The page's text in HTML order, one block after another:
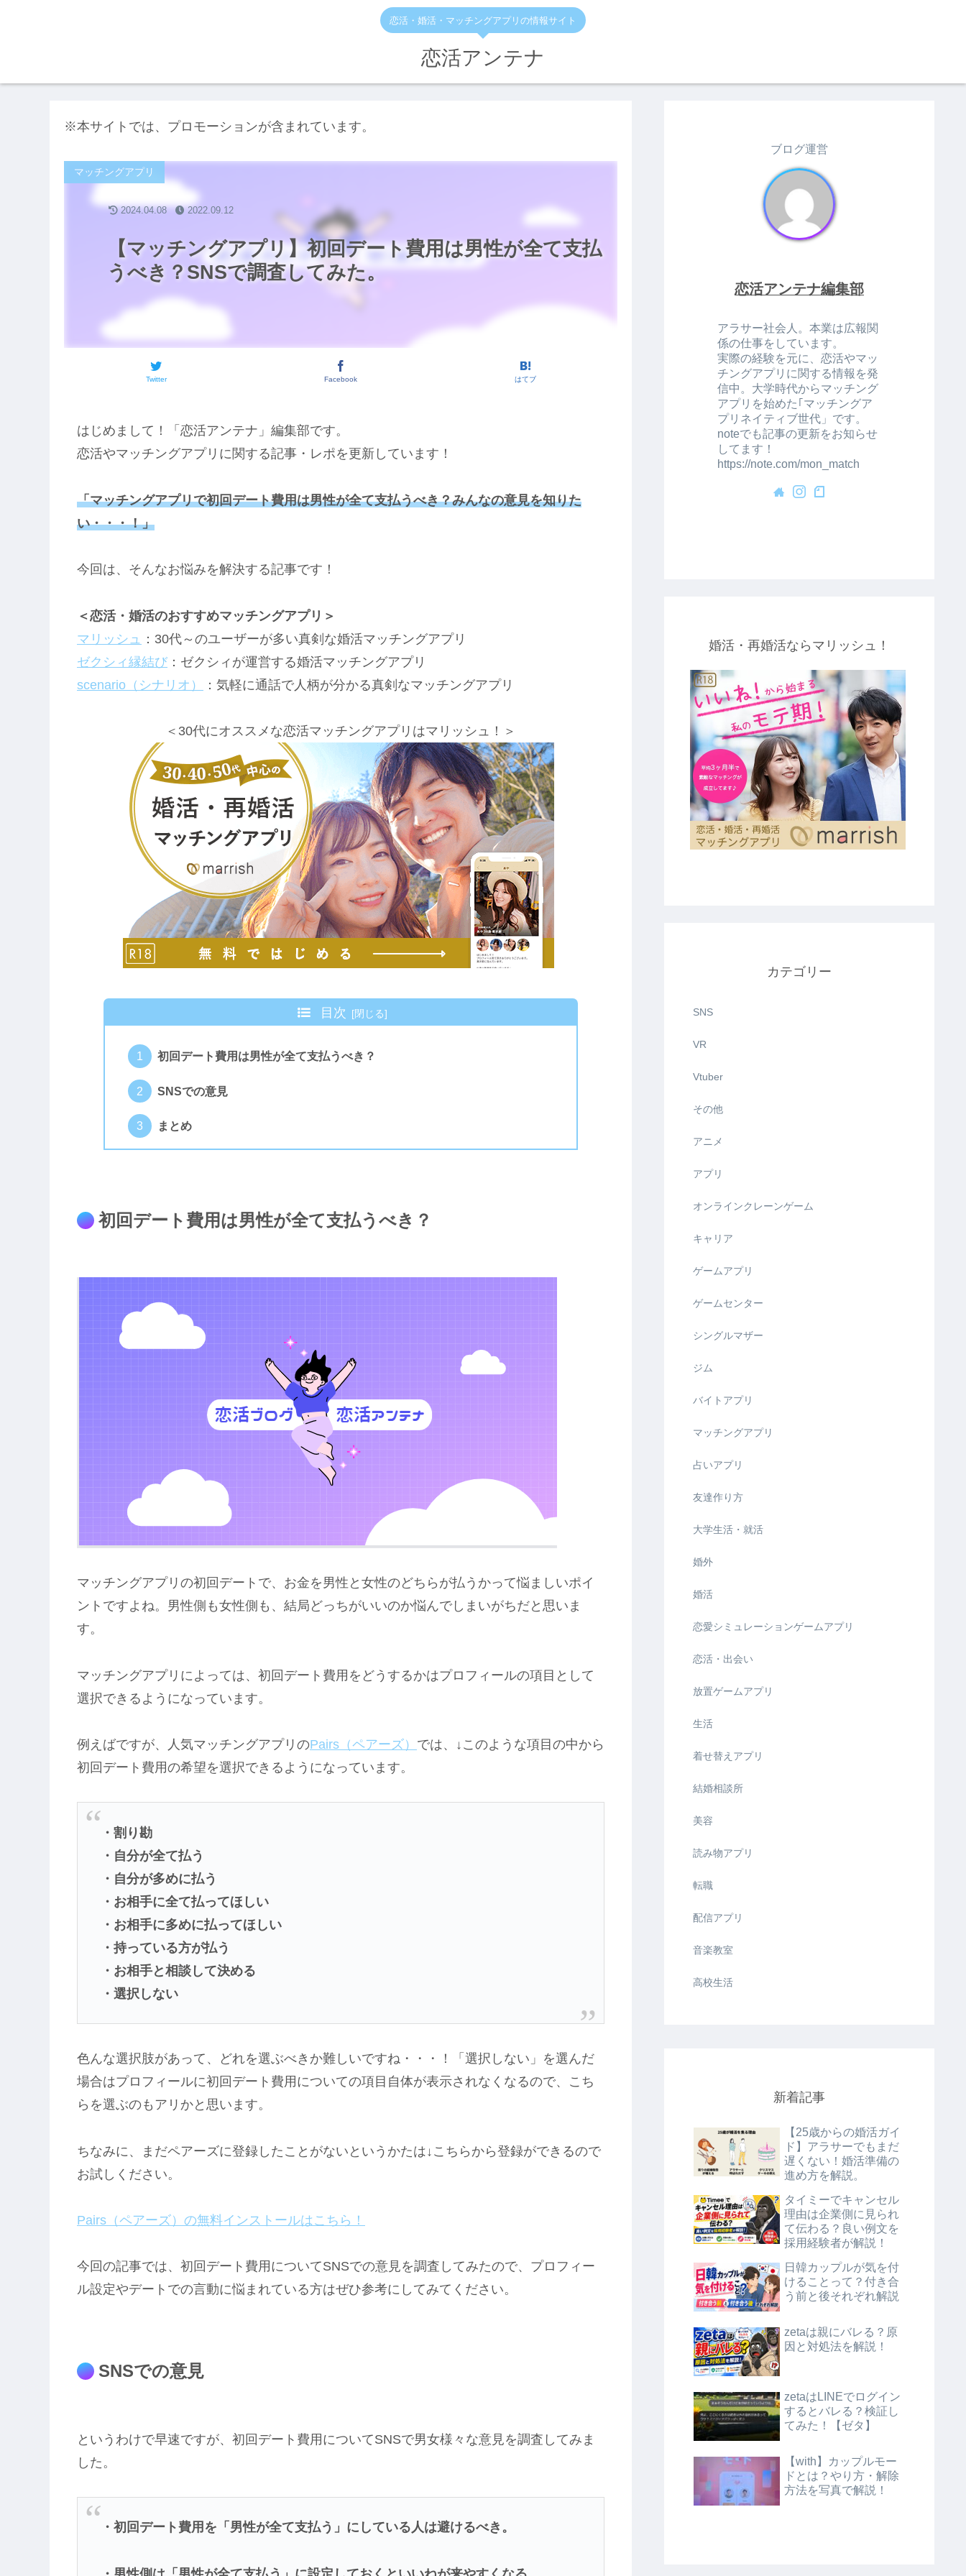
恋活・婚活・マッチングアプリの情報サイト
恋活アンテナ
※本サイトでは、プロモーションが含まれています。
【マッチングアプリ】初回デート費用は男性が全て支払
うべき？SNSで調査してみた。
マッチングアプリ
Twitter Facebook はてブ
2024.04.08 2022.09.12
はじめまして！「恋活アンテナ」編集部です。
恋活やマッチングアプリに関する記事・レポを更新しています！
「マッチングアプリで初回デート費用は男性が全て支払うべき？みんなの意見を知りた
い・・・！」
今回は、そんなお悩みを解決する記事です！
＜恋活・婚活のおすすめマッチングアプリ＞
マリッシュ
：30代～のユーザーが多い真剣な婚活マッチングアプリ
ゼクシィ縁結び ：ゼクシィが運営する婚活マッチングアプリ
scenario（シナリオ）
：気軽に通話で人柄が分かる真剣なマッチングアプリ
＜30代にオススメな恋活マッチングアプリはマリッシュ！＞
目次
初回デート費用は男性が全て支払うべき？
SNSでの意見
まとめ
初回デート費用は男性が全て支払うべき？
マッチングアプリの初回デートで、お金を男性と女性のどちらが払うかって悩ましいポイ
ントですよね。男性側も女性側も、結局どっちがいいのか悩んでしまいがちだと思いま
す。
マッチングアプリによっては、初回デート費用をどうするかはプロフィールの項目として
選択できるようになっています。
例えばですが、人気マッチングアプリのPairs（ペアーズ） では、↓このような項目の中から
初回デート費用の希望を選択できるようになっています。
・割り勘
・自分が全て払う
・自分が多めに払う
・お相手に全て払ってほしい
・お相手に多めに払ってほしい
・持っている方が払う
・お相手と相談して決める
・選択しない
色んな選択肢があって、どれを選ぶべきか難しいですね・・・！「選択しない」を選んだ
場合はプロフィールに初回デート費用についての項目自体が表示されなくなるので、こち
らを選ぶのもアリかと思います。
ちなみに、まだペアーズに登録したことがないというかたは↓こちらから登録ができるので
お試しください。
Pairs（ペアーズ）の無料インストールはこちら！
今回の記事では、初回デート費用についてSNSでの意見を調査してみたので、プロフィー
ル設定やデートでの言動に悩まれている方はぜひ参考にしてみてください。
SNSでの意見
というわけで早速ですが、初回デート費用についてSNSで男女様々な意見を調査してみま
した。
・初回デート費用を「男性が全て支払う」にしている人は避けるべき。
ブログ運営
恋活アンテナ編集部
アラサー社会人。本業は広報関
係の仕事をしています。
実際の経験を元に、恋活やマッ
チングアプリに関する情報を発
信中。大学時代からマッチング
アプリを始めた｢マッチングア
プリネイティブ世代」です。
noteでも記事の更新をお知らせ
してます！
https://note.com/mon_match
婚活・再婚活ならマリッシュ！
カテゴリー
SNS
VR
Vtuber
その他
アニメ
アプリ
オンラインクレーンゲーム
キャリア
ゲームアプリ
ゲームセンター
シングルマザー
ジム
バイトアプリ
マッチングアプリ
占いアプリ
友達作り方
大学生活・就活
婚外
婚活
恋愛シミュレーションゲームアプリ
恋活・出会い
放置ゲームアプリ
生活
着せ替えアプリ
結婚相談所
美容
読み物アプリ
転職
配信アプリ
音楽教室
高校生活
新着記事
【25歳からの婚活ガイ
ド】アラサーでもまだ
遅くない！婚活準備の
進め方を解説。
タイミーでキャンセル
理由は企業側に見られ
て伝わる？良い例文を
採用経験者が解説！
日韓カップルが気を付
けることって？付き合
う前と後それぞれ解説
zetaは親にバレる？原
因と対処法を解説！
zetaはLINEでログイン
するとバレる？検証し
てみた！【ゼタ】
【with】カップルモー
ドとは？やり方・解除
方法を写真で解説！